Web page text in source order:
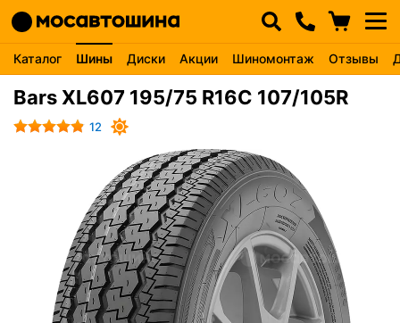
Каталог Шины Диски Акции Шиномонтаж Отзывы
Bars XL607 195/75 R16C 107/105R
12